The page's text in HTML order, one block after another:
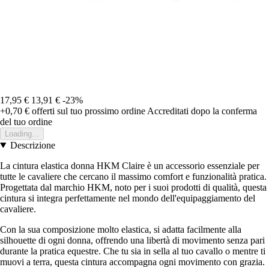
17,95 € 13,91 € -23%
+0,70 € offerti sul tuo prossimo ordine Accreditati dopo la conferma
del tuo ordine
Loading...
Descrizione
La cintura elastica donna HKM Claire è un accessorio essenziale per
tutte le cavaliere che cercano il massimo comfort e funzionalità pratica.
Progettata dal marchio HKM, noto per i suoi prodotti di qualità, questa
cintura si integra perfettamente nel mondo dell'equipaggiamento del
cavaliere.
Con la sua composizione molto elastica, si adatta facilmente alla
silhouette di ogni donna, offrendo una libertà di movimento senza pari
durante la pratica equestre. Che tu sia in sella al tuo cavallo o mentre ti
muovi a terra, questa cintura accompagna ogni movimento con grazia.